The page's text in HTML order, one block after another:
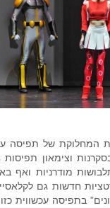
המחלוקת של תפיסה
וצימאון תפיסות
מודרניות ואף
הקהל מקבל אינטרפרטציות
בתפיסה עכשווית